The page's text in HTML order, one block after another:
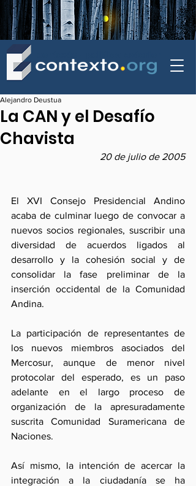
La CAN y el Desafío
Chavista
Alejandro Deustua
20 de julio de 2005
El XVI Consejo Presidencial Andino
acaba de culminar luego de convocar a
nuevos socios regionales, suscribir una
diversidad de acuerdos ligados al
desarrollo y la cohesión social y de
consolidar la fase preliminar de la
inserción occidental de la Comunidad
Andina.
La participación de representantes de
los nuevos miembros asociados del
Mercosur, aunque de menor nivel
protocolar del esperado, es un paso
adelante en el largo proceso de
organización de la apresuradamente
suscrita Comunidad Suramericana de
Naciones.
Así mismo, la intención de acercar la
integración a la ciudadanía se ha